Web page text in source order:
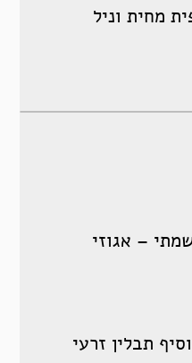
– אגוזי
תבלין זרעי